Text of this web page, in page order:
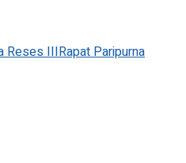
Reses IIIRapat Paripurna